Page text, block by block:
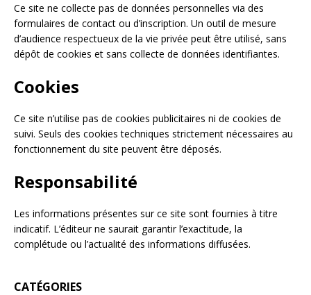
Ce site ne collecte pas de données personnelles via des
formulaires de contact ou d’inscription. Un outil de mesure
d’audience respectueux de la vie privée peut être utilisé, sans
dépôt de cookies et sans collecte de données identifiantes.
Cookies
Ce site n’utilise pas de cookies publicitaires ni de cookies de
suivi. Seuls des cookies techniques strictement nécessaires au
fonctionnement du site peuvent être déposés.
Responsabilité
Les informations présentes sur ce site sont fournies à titre
indicatif. L’éditeur ne saurait garantir l’exactitude, la
complétude ou l’actualité des informations diffusées.
CATÉGORIES